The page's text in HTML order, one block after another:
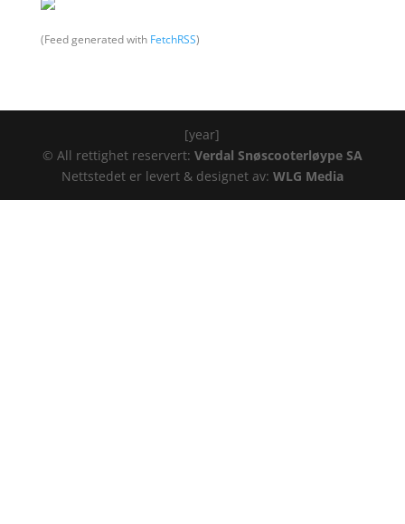
(Feed generated with FetchRSS)
[year]
© All rettighet reservert: Verdal Snøscooterløype SA
Nettstedet er levert & designet av: WLG Media